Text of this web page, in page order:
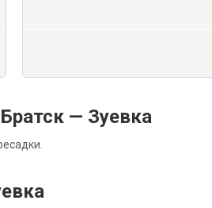
— Зуевка